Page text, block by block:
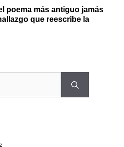
poema más antiguo jamás
que reescribe la